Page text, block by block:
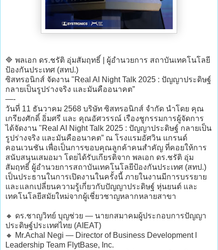
🔷 พลเอก ดร.ชรัติ อุ่มสัมฤทธิ์ | ผู้อำนวยการ สถาบันเทคโนโลยี
ป้องกันประเทศ (สทป.)
ซิสทรอนิกส์ จัดงาน "Real AI Night Talk 2025 : ปัญญาประดิษฐ์
กลายเป็นรูปร่างจริง และมันคืออนาคต”
—-
วันที่ 11 ธันวาคม 2568 บริษัท ซิสทรอนิกส์ จำกัด นำโดย คุณ
เกรียงศักดิ์ อิ่มศรี และ คุณอัศวรรณ์ เรืองชูกรรมการผู้จัดการ
ได้จัดงาน "Real AI Night Talk 2025 : ปัญญาประดิษฐ์ กลายเป็น
รูปร่างจริง และมันคืออนาคต” ณ โรงแรมอัศวิน แกรนด์
คอนเวนชัน เพื่อเป็นการขอบคุณลูกค้าคนสำคัญ ที่คอยให้การ
สนับสนุนเสมอมา โดยได้รับเกียรติจาก พลเอก ดร.ชรัติ อุ่ม
สัมฤทธิ์ ผู้อำนวยการสถาบันเทคโนโลยีป้องกันประเทศ (สทป.)
เป็นประธานในการเปิดงานในครั้งนี้ ภายในงานมีการบรรยาย
และแลกเปลี่ยนความรู้เกี่ยวกับปัญญาประดิษฐ์ หุ่นยนต์ และ
เทคโนโลยีสมัยใหม่จากผู้เชี่ยวชาญหลากหลายสาขา
🔸 ดร.ชาญวิทย์ บุญช่วย — นายกสมาคมผู้ประกอบการปัญญา
ประดิษฐ์ประเทศไทย (AIEAT)
🔸 Mr.Achal Negi — Director of Business Development l
Leadership Team FlytBase, Inc.